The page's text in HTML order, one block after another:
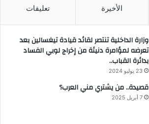
الأخيرة تعليقات
وزارة الداخلية تنتصر لقائد قيادة تيغسالين بعد
تعرضه لمؤامرة دنيئة من إخراج لوبي الفساد
بدائرة القباب..
23 يوليو 2024
قصيدة.. من يشتري مني العرب؟
7 أبريل 2025